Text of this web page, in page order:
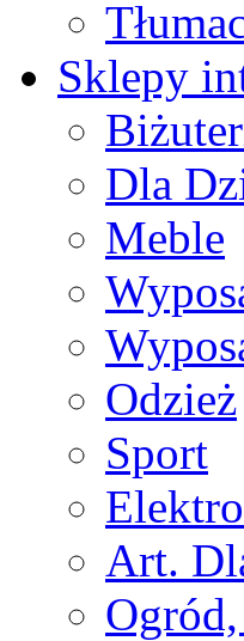
Sklepy
Dla
Meble
Odzież
Sport
Art.